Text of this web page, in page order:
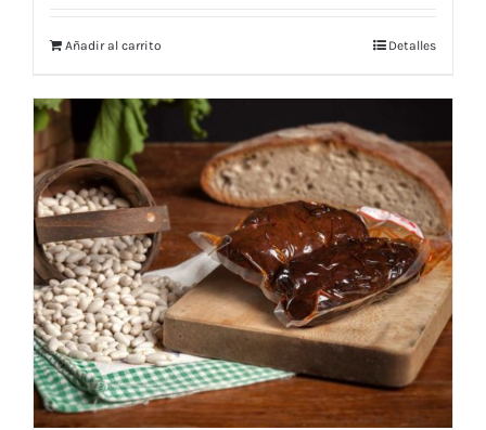
Añadir al carrito Detalles